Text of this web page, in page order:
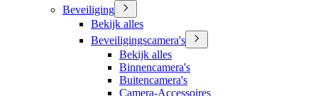
Beveiliging
Bekijk alles
Beveiligingscamera's
Bekijk alles
Binnencamera's
Buitencamera's
Camera-Accessoires